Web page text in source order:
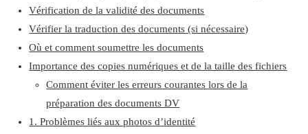
Vérification de la validité des documents
Vérifier la traduction des documents (si nécessaire)
Où et comment soumettre les documents
Importance des copies numériques et de la taille des fichiers
Comment éviter les erreurs courantes lors de la
préparation des documents DV
1. Problèmes liés aux photos d’identité